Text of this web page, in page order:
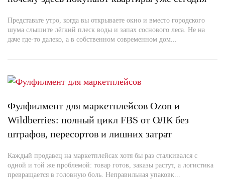
Представьте утро, когда вы открываете окно и вместо городского
шума слышите лёгкий плеск воды и запах соснового леса. Не на
даче где-то далеко, а в собственном современном дом...
Фулфилмент для маркетплейсов Ozon и
Wildberries: полный цикл FBS от ОЛК без
штрафов, пересортов и лишних затрат
Каждый продавец на маркетплейсах хотя бы раз сталкивался с
одной и той же проблемой: товар готов, заказы растут, а логистика
превращается в головную боль. Неправильная упаковк...